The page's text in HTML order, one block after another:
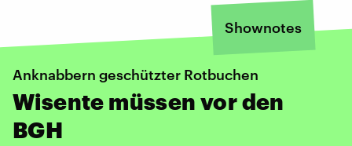
Shownotes
Anknabbern geschützter Rotbuchen
Wisente müssen vor den
BGH